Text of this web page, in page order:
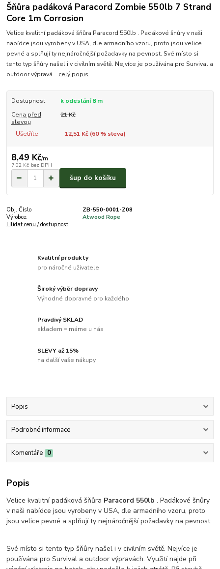
Šňůra padáková Paracord Zombie 550lb 7 Strand
Core 1m Corrosion
Velice kvalitní padáková šňůra Paracord 550lb . Padákové šnůry v naši
nabídce jsou vyrobeny v USA, dle armadního vzoru, proto jsou velice
pevné a splňují ty nejnáročnější požadavky na pevnost. Své místo si
tento typ šňůry našel i v civilním světě. Nejvíce je používána pro Survival a
outdoor výpravá... celý popis
Dostupnost
k odeslání 8 m
Cena před
slevou
21 Kč
Ušetříte 12,51 Kč (60% sleva)
8,49 Kč/m
7,02 Kč bez DPH
šup do košíku
Obj. Číslo
ZB-550-0001-Z08
Výrobce:
Atwood Rope
Hlídat cenu / dostupnost
Kvalitní produkty
pro náročné uživatele
Široký výběr dopravy
Výhodné dopravné pro každého
Pravdivý SKLAD
skladem = máme u nás
SLEVY až 15%
na další vaše nákupy
Popis
Podrobné informace
Komentáře 0
Popis
Velice kvalitní padáková šňůra Paracord 550lb. Padákové šnůry
v naši nabídce jsou vyrobeny v USA, dle armadního vzoru, proto
jsou velice pevné a splňují ty nejnáročnější požadavky na pevnost.
Své místo si tento typ šňůry našel i v civilním světě. Nejvíce je
používána pro Survival a outdoor výpravách. Využití najde při